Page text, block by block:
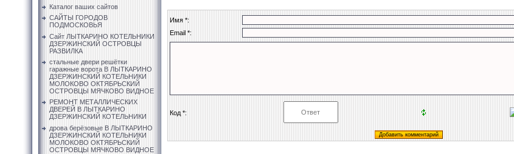
Каталог ваших сайтов
САЙТЫ ГОРОДОВ
ПОДМОСКОВЬЯ
Сайт ЛЫТКАРИНО КОТЕЛЬНИКИ
ДЗЕРЖИНСКИЙ ОСТРОВЦЫ
РАЗВИЛКА
стальные двери решётки
гаражные ворота В ЛЫТКАРИНО
ДЗЕРЖИНСКИЙ КОТЕЛЬНИКИ
МОЛОКОВО ОКТЯБРЬСКИЙ
ОСТРОВЦЫ МЯЧКОВО ВИДНОЕ
РЕМОНТ МЕТАЛЛИЧЕСКИХ
ДВЕРЕЙ В ЛЫТКАРИНО
ДЗЕРЖИНСКИЙ КОТЕЛЬНИКИ
дрова берёзовые В ЛЫТКАРИНО
ДЗЕРЖИНСКИЙ КОТЕЛЬНИКИ
МОЛОКОВО ОКТЯБРЬСКИЙ
ОСТРОВЦЫ МЯЧКОВО ВИДНОЕ
Имя *:
Email *:
Код *: